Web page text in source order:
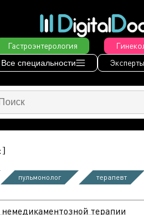
Гастроэнтерология
Все специальности Эксперты
]
пульмонолог терапевт
терапии